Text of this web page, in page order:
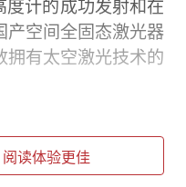
度计的成功发射和在
产空间全固态激光器
拥有太空激光技术的
带领的团队无数个
容的问题，他们甚至
读体验更佳